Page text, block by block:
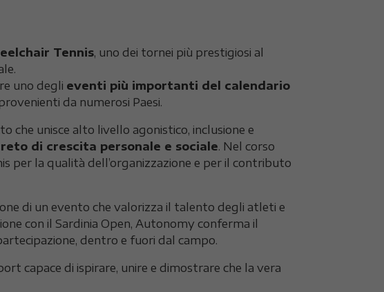
Tennis, uno dei tornei più prestigiosi al
uno degli eventi più importanti del calendario
da numerosi Paesi.
che unisce alto livello agonistico, inclusione e
di crescita personale e sociale. Nel corso
per la qualità dell’organizzazione e per il contributo
di un evento che valorizza il talento degli atleti e
con il Sardinia Open, Autonomy conferma il
dentro e fuori dal campo.
capace di ispirare, unire e dimostrare che la vera